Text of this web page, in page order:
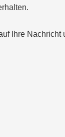
Ihre Nachricht